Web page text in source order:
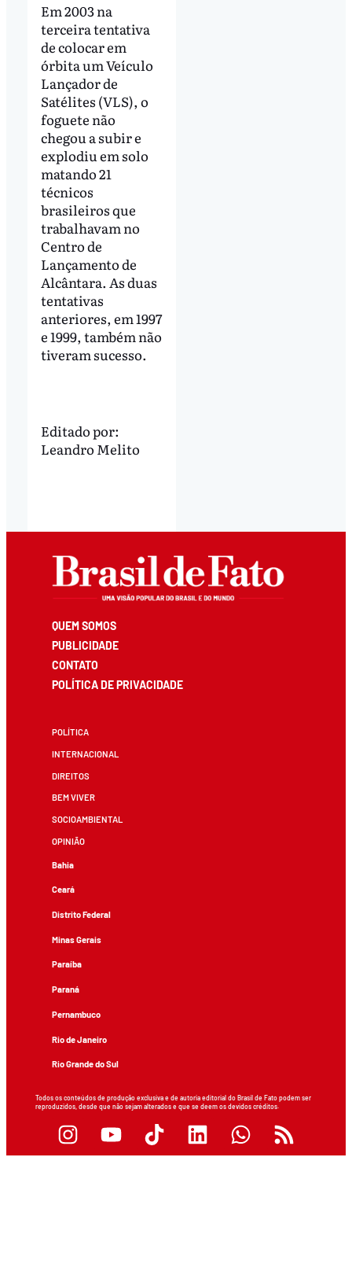
Em 2003 na
terceira tentativa
de colocar em
órbita um Veículo
Lançador de
Satélites (VLS), o
foguete não
chegou a subir e
explodiu em solo
matando 21
técnicos
brasileiros que
trabalhavam no
Centro de
Lançamento de
Alcântara. As duas
tentativas
anteriores, em 1997
e 1999, também não
tiveram sucesso.
Editado por:
Leandro Melito
QUEM SOMOS
PUBLICIDADE
CONTATO
POLÍTICA DE PRIVACIDADE
POLÍTICA
INTERNACIONAL
DIREITOS
BEM VIVER
SOCIOAMBIENTAL
OPINIÃO
Bahia
Ceará
Distrito Federal
Minas Gerais
Paraíba
Paraná
Pernambuco
Rio de Janeiro
Rio Grande do Sul
Todos os conteúdos de produção exclusiva e de autoria editorial do Brasil de Fato podem ser
reproduzidos, desde que não sejam alterados e que se deem os devidos créditos.